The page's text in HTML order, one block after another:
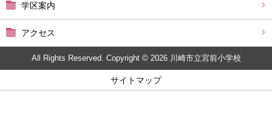
学区案内
アクセス
All Rights Reserved. Copyright © 2026 川崎市立宮前小学校
サイトマップ